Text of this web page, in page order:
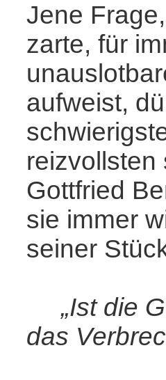
Jene
zarte, für
aufweist,
reizvollsten
Gottfried
sie immer
seiner
„Ist die
das